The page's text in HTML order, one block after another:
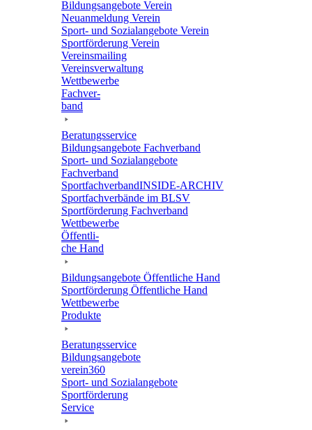
Bildungs­an­ge­bote Verein
Neuan­mel­dung Verein
Sport- und Sozi­al­an­ge­bote Verein
Sport­för­de­rung Verein
Vereins­mai­ling
Vereins­ver­wal­tung
Wett­be­werbe
Fach­ver­
band
Bera­tungs­ser­vice
Bildungs­an­ge­bote Fachverband
Sport- und Sozi­al­an­ge­bote
Fachverband
Sport­fach­ver­ban­d­IN­SIDE-ARCHIV
Sport­fach­ver­bände im BLSV
Sport­för­de­rung Fachverband
Wett­be­werbe
Öffent­li­
che Hand
Bildungs­an­ge­bote Öffent­li­che Hand
Sport­för­de­rung Öffent­li­che Hand
Wett­be­werbe
Produkte
Bera­tungs­ser­vice
Bildungs­an­ge­bote
verein360
Sport- und Sozialangebote
Sport­för­de­rung
Service